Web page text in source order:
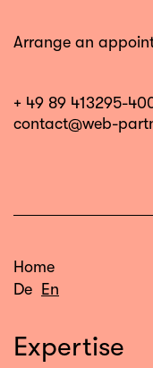
Arrange an
+ 49 89 413295-
contact@web-
Home
De
En
Expertise